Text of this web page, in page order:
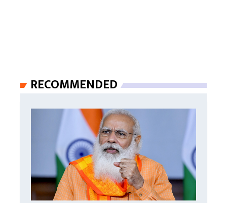
RECOMMENDED